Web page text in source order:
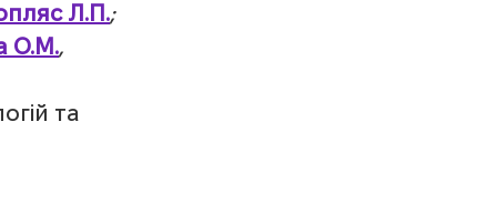
Л.П.;
О.М.,
та